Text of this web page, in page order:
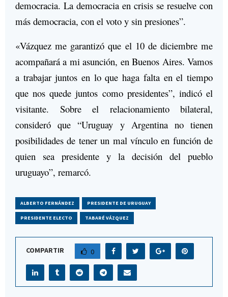
democracia. La democracia en crisis se resuelve con
más democracia, con el voto y sin presiones”.
«Vázquez me garantizó que el 10 de diciembre me
acompañará a mi asunción, en Buenos Aires. Vamos
a trabajar juntos en lo que haga falta en el tiempo
que nos quede juntos como presidentes”, indicó el
visitante. Sobre el relacionamiento bilateral,
consideró que “Uruguay y Argentina no tienen
posibilidades de tener un mal vínculo en función de
quien sea presidente y la decisión del pueblo
uruguayo”, remarcó.
ALBERTO FERNÁNDEZ PRESIDENTE DE URUGUAY
PRESIDENTE ELECTO TABARÉ VÁZQUEZ
COMPARTIR 0